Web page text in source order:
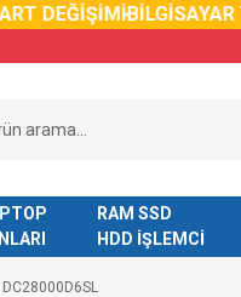
DEĞİŞİMİBİLGİSAYAR
RAM SSD
HDD İŞLEMCİ